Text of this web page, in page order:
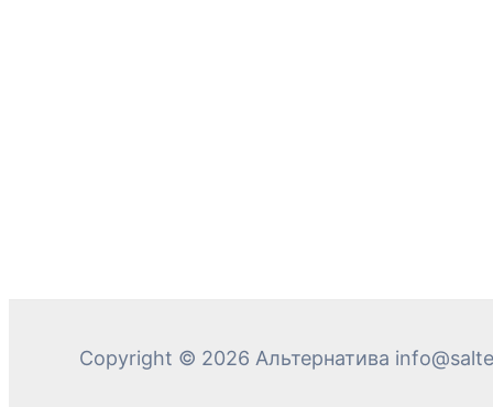
Copyright © 2026 Альтернатива